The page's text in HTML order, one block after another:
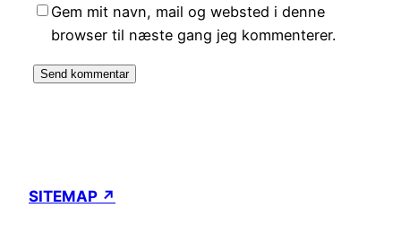
Gem mit navn, mail og websted i denne
browser til næste gang jeg kommenterer.
SITEMAP ↗